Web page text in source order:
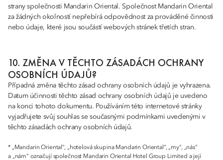
strany společnosti Mandarin Oriental. Společnost Mandarin Oriental
za žádných okolností nepřebírá odpovědnost za prováděné činnosti
nebo údaje, které jsou součástí webových stránek třetích stran.
10. ZMĚNA V TĚCHTO ZÁSADÁCH OCHRANY
OSOBNÍCH ÚDAJŮ?
Případná změna těchto zásad ochrany osobních údajů je vyhrazena.
Datum účinnosti těchto zásad ochrany osobních údajů je uvedeno
na konci tohoto dokumentu. Používáním této internetové stránky
vyjadřujete svůj souhlas se současnými podmínkami uvedenými v
těchto zásadách ochrany osobních údajů.
* „Mandarin Oriental“, „hotelová skupina Mandarin Oriental“, „my“, „nás“
a „nám“ označují společnost Mandarin Oriental Hotel Group Limited a její